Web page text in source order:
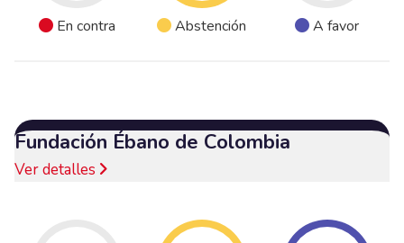
En contra Abstención A favor
Fundación Ébano de Colombia
Ver detalles